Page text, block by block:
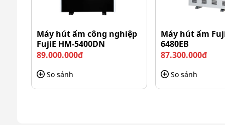
Phần khung được làm từ inox chắc chắn. Xe có
trường thường xuyên tiếp xúc với nước và hóa
vững, hạn chế biến dạng trong quá trình sử dụng.
Máy hút ẩm công nghiệp
FujiE HM-5400DN
89.000.000đ
So sánh
Máy hút ẩm
6480EB
87.300.000đ
So sánh